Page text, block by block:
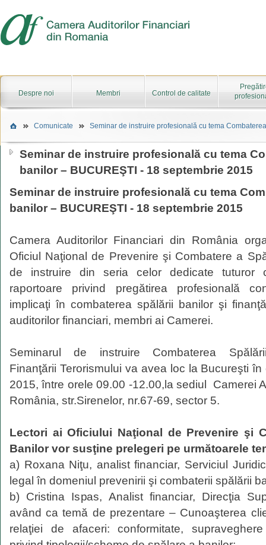
Despre noi Membri Control de calitate
Comunicate Seminar de instruire profesională cu tema
Seminar de instruire profesională cu tema
banilor – BUCUREŞTI - 18 septembrie 2015
Seminar de instruire profesională cu tema
banilor – BUCUREŞTI - 18 septembrie 2015
Camera Auditorilor Financiari din România
Oficiul Naţional de Prevenire şi Combatere a
de instruire din seria celor dedicate tuturor
raportoare privind pregătirea profesională
implicaţi în combaterea spălării banilor şi
auditorilor financiari, membri ai Camerei.
Seminarul de instruire Combaterea
Finanţării Terorismului va avea loc la Bucureşti
2015, între orele 09.00 -12.00,la sediul Camerei
România, str.Sirenelor, nr.67-69, sector 5.
Lectori ai Oficiului Naţional de Prevenire şi
Banilor vor susţine prelegeri pe următoarele
a) Roxana Niţu, analist financiar, Serviciul
legal în domeniul prevenirii şi combaterii spălării
b) Cristina Ispas, Analist financiar, Direcţia
având ca temă de prezentare – Cunoaşterea
relaţiei de afaceri: conformitate,